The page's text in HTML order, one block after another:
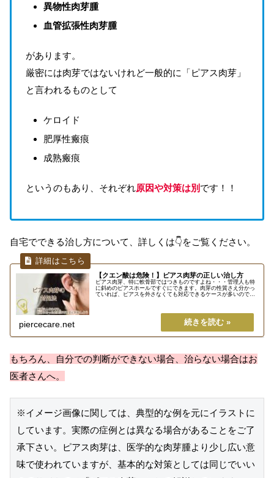
異物性肉芽腫
血管拡張性肉芽腫
があります。
厳密には肉芽ではないけれど一般的に「ピアス肉芽」
と言われるものとして
ケロイド
肥厚性瘢痕
成熟瘢痕
というのもあり、それぞれ原因や対策は別 です！！
自宅でできる治し方について、詳しくは👇をご覧ください。
【クエン酸は危険！】ピアス肉芽の正しい治し方
ピアス肉芽、特に軟骨部ではつきものですよね・・・管理人も特
に斜めのピアスホールですぐにできます。肉芽の性質さえ分かっ
ていれば、ピアスを外さなくても対応できるケースが多いので、
piercecare.net
もちろん、自分での判断ができない場合、治らない場合はお
医者さんへ。
※イメージ画像に関しては、典型的な例を元にイラストに
しています。実際の症例とは異なる場合があることをご了
承下さい。ピアス肉芽は、医学的な肉芽腫より少し広い意
味で使われていますが、基本的な対策としては同じでいい